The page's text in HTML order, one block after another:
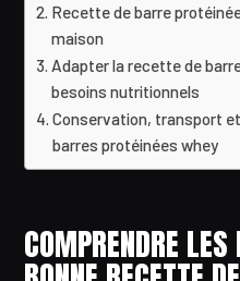
Recette de barre
maison
Adapter la recette de
besoins nutritionnels
Conservation, transport
barres protéinées whey
COMPRENDRE LES